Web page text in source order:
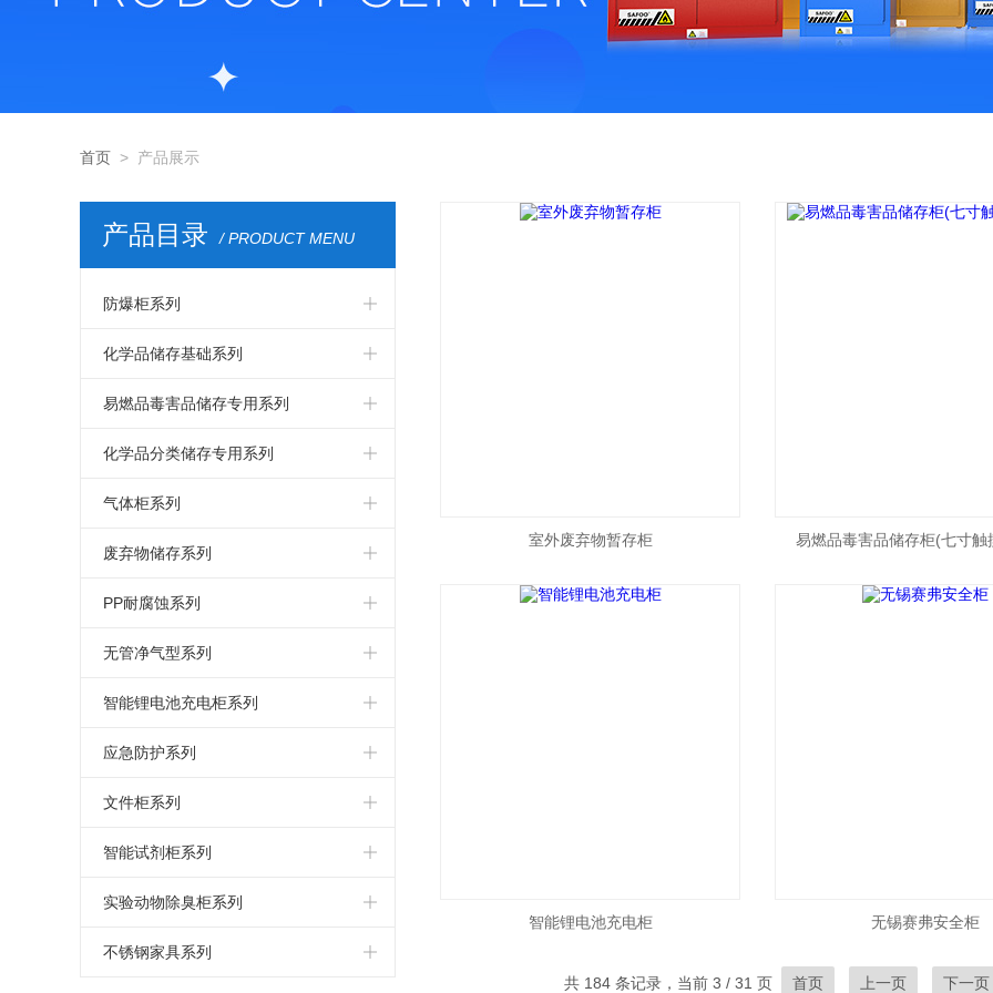
首页 > 产品展示
产品目录 / PRODUCT MENU
防爆柜系列
化学品柜全钢系列
危废系列
充电柜系列
特气柜系列
化学品储存基础系列
强酸强碱储存柜
可燃品储存柜
易燃品储存柜
弱酸弱碱储存柜
毒害品储存柜
室内油桶柜
易燃品毒害品储存专用系列
易燃品专用储存柜
毒害品专用储存柜
化学品分类储存专用系列
化学品组合柜
智能管控化学品组合柜
净气型化学品组合柜
智能环控化学品组合柜
气体柜系列
特气柜
气瓶柜
废弃物储存系列
室内废弃物暂存柜
室外废弃物暂存柜
PP耐腐蚀系列
PP器皿柜
PP试剂柜
PP通风柜
PP试验台
PP药品柜
无管净气型系列
消音净气排风箱
净气型废弃物暂存柜
净气型通风柜
便携式空气净化器
移动吸风罩
称量安全柜
智能锂电池充电柜系列
智能锂电池安全柜
应急防护系列
化学品应急泄漏车
应急器材柜
文件柜系列
防火文件柜
防磁柜
智能试剂柜系列
智能称重一体机
炫甲系列智能试剂柜
实验动物除臭柜系列
操作台式实验柜
不锈钢家具系列
室外废弃物暂存柜 易燃品毒害品储存柜(七寸触
智能锂电池充电柜 无锡赛弗安全柜
共 184 条记录，当前 3 / 31 页 首页 上一页 下一页